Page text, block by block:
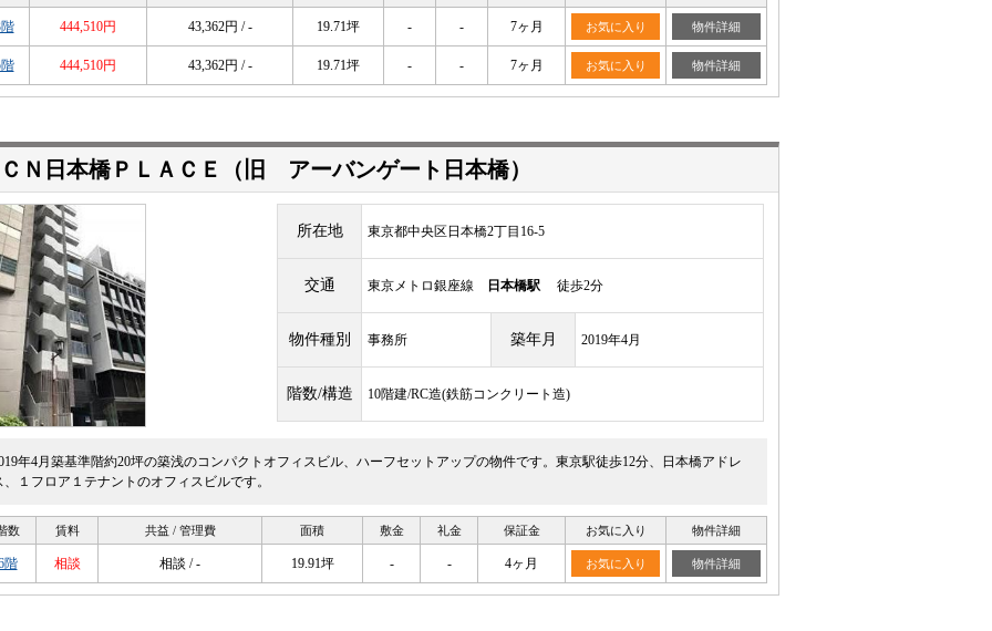
444,510円 43,362円 / - 19.71坪 - - 7ヶ月 お気に入り 物件詳細
444,510円 43,362円 / - 19.71坪 - - 7ヶ月 お気に入り 物件詳細
Ｎ日本橋ＰＬＡＣＥ（旧 アーバンゲート日本橋）
所在地 東京都中央区日本橋2丁目16-5
交通 東京メトロ銀座線 日本橋駅 徒歩2分
物件種別 事務所 築年月 2019年4月
階数/構造 10階建/RC造(鉄筋コンクリート造)
年4月築基準階約20坪の築浅のコンパクトオフィスビル、ハーフセットアップの物件です。東京駅徒歩12分、日本橋アドレ
、１フロア１テナントのオフィスビルです。
数 賃料 共益 / 管理費 面積 敷金 礼金 保証金 お気に入り 物件詳細
階 相談 相談 / - 19.91坪 - - 4ヶ月 お気に入り 物件詳細